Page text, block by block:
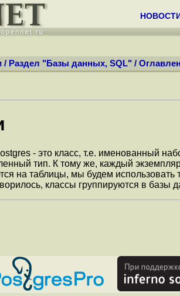
/ Раздел "Базы данных, SQL" /
- это класс, т.е. именованный
тип. К тому же, каждый
на таблицы, мы будем использовать
классы группируются в